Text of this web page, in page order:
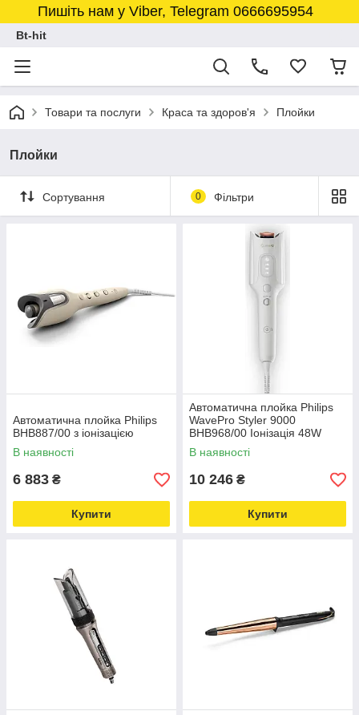
Пишіть нам у Viber, Telegram 0666695954
Bt-hit
Товари та послуги Краса та здоров'я Плойки
Плойки
Сортування 0 Фільтри
Автоматична плойка Philips
BHB887/00 з іонізацією
В наявності
6 883 ₴
Купити
Автоматична плойка Philips
WavePro Styler 9000
BHB968/00 Іонізація 48W
В наявності
10 246 ₴
Купити